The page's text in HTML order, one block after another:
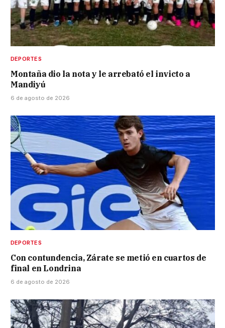
DEPORTES
Montaña dio la nota y le arrebató el invicto a
Mandiyú
6 de agosto de 2026
DEPORTES
Con contundencia, Zárate se metió en cuartos de
final en Londrina
6 de agosto de 2026